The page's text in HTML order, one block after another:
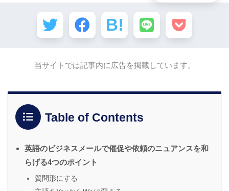
当サイトでは記事内に広告を掲載しています。
Table of Contents
英語のビジネスメールで催促や依頼のニュアンスを和
らげる4つのポイント
質問形にする